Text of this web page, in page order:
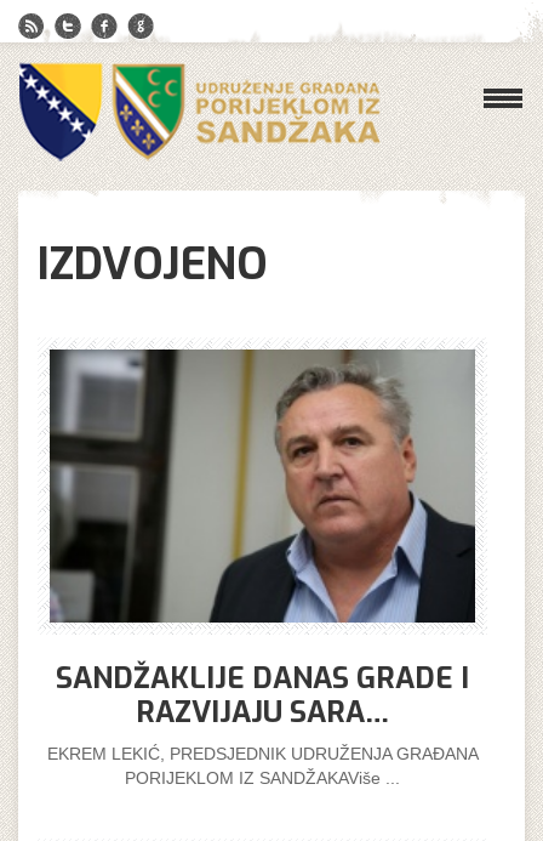
IZDVOJENO
SANDŽAKLIJE DANAS GRADE I
RAZVIJAJU SARA…
EKREM LEKIĆ, PREDSJEDNIK UDRUŽENJA GRAĐANA
PORIJEKLOM IZ SANDŽAKAViše ...